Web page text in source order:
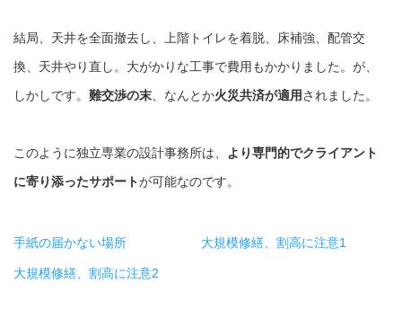
結局、天井を全面撤去し、上階トイレを着脱、床補強、配管交
換、天井やり直し。大がかりな工事で費用もかかりました。が、
しかしです。 難交渉の末 、なんとか火災共済が適用されました。
このように独立専業の設計事務所は、
より専門的でクライアント
に寄り添ったサポートが可能なのです。
手紙の届かない場所 大規模修繕、割高に注意1
大規模修繕、割高に注意2